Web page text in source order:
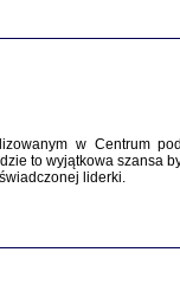
w getcie i
2016
w Centrum pod
to wyjątkowa szansa
liderki.